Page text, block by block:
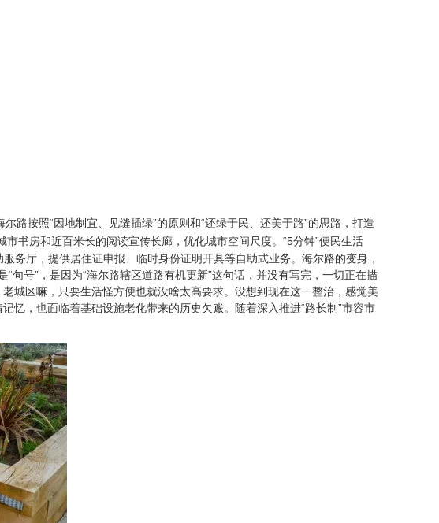
路按照“因地制宜、见缝插绿”的原则和“还绿于民、还美于路”的思路，打造
市书房和近百米长的阅读宣传长廊，优化城市空间尺度。“5分钟”便民生活
务厅，提供居住证申报、临时身份证明开具等自助式业务。海尔路的变身，
句号”，是因为“海尔路辖区道路有机更新”这句话，并没有写完，一切正在描
城区嘛，只要生活怪方便也就没啥太高要求。没想到现在这一整治，感觉美
忆，也面临着基础设施老化带来的历史欠账。随着深入推进“路长制”市容市